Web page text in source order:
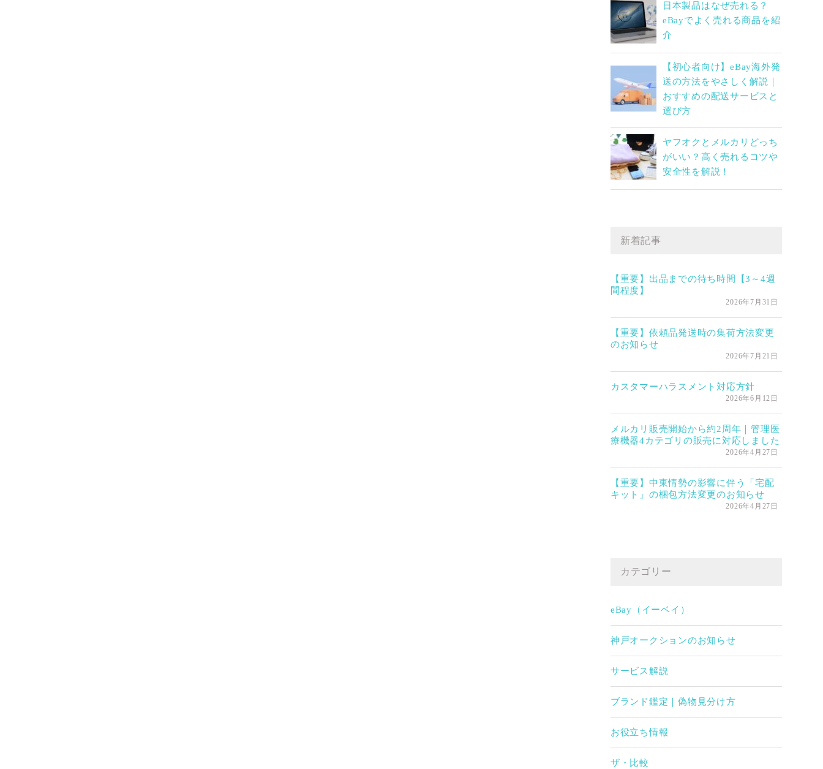
日本製品はなぜ売れる？
eBayでよく売れる商品を紹
介
【初心者向け】eBay海外発
送の方法をやさしく解説｜
おすすめの配送サービスと
選び方
ヤフオクとメルカリどっち
がいい？高く売れるコツや
安全性を解説！
新着記事
【重要】出品までの待ち時間【3～4週
間程度】
2026年7月31日
【重要】依頼品発送時の集荷方法変更
のお知らせ
2026年7月21日
カスタマーハラスメント対応方針
2026年6月12日
メルカリ販売開始から約2周年｜管理医
療機器4カテゴリの販売に対応しました
2026年4月27日
【重要】中東情勢の影響に伴う「宅配
キット」の梱包方法変更のお知らせ
2026年4月27日
カテゴリー
eBay（イーベイ）
神戸オークションのお知らせ
サービス解説
ブランド鑑定｜偽物見分け方
お役立ち情報
ザ・比較